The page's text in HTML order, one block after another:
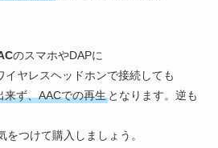
のスマホやDAPに
イヤレスヘッドホンで接続しても
来ず、AACでの再生となります。逆も
つけて購入しましょう。